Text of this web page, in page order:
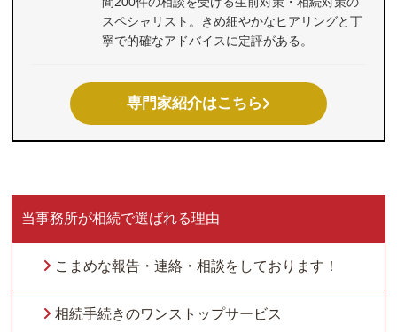
スペシャリスト。きめ細やかなヒアリングと丁
寧で的確なアドバイスに定評がある。
専門家紹介はこちら
当事務所が相続で選ばれる理由
こまめな報告・連絡・相談をしております！
相続手続きのワンストップサービス